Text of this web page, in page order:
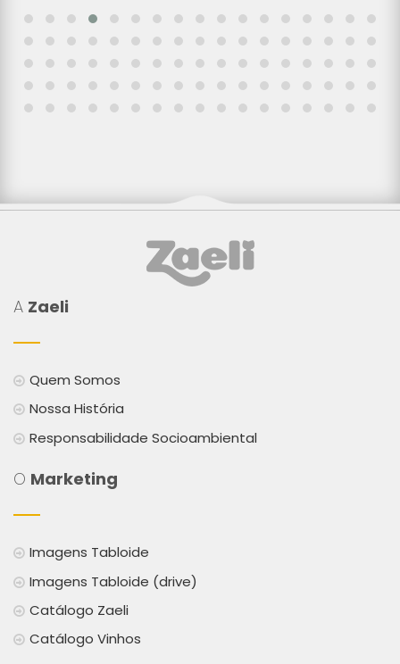
A Zaeli
Quem Somos
Nossa História
Responsabilidade Socioambiental
O Marketing
Imagens Tabloide
Imagens Tabloide (drive)
Catálogo Zaeli
Catálogo Vinhos